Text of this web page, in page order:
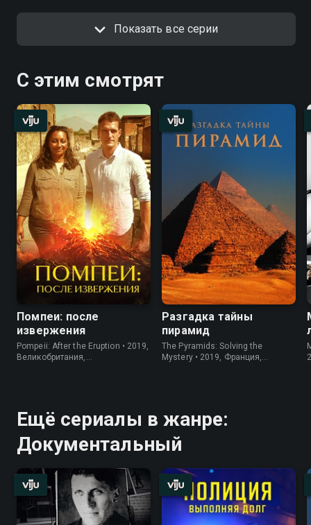
Показать все серии
С этим смотрят
Помпеи: после
извержения
Pompeii: After the Eruption • 2019,
Великобритания,
Разгадка тайны
пирамид
The Pyramids: Solving the
Mystery • 2019, Франция,
Ещё сериалы в жанре:
Документальный